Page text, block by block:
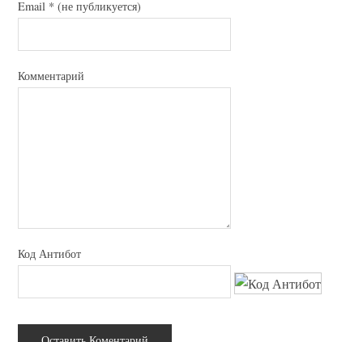
Email * (не публикуется)
Комментарий
Код Антибот